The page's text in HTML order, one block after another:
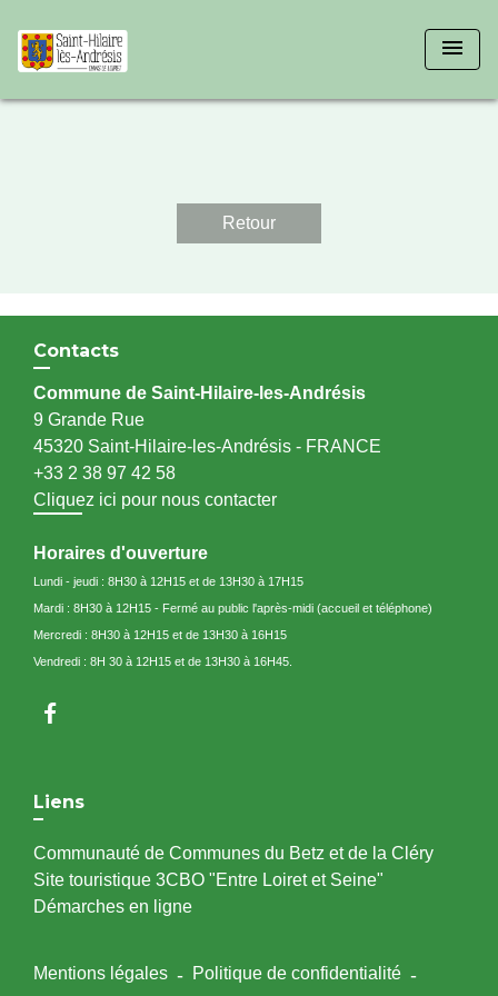
menu
Retour
Contacts
Commune de Saint-Hilaire-les-Andrésis
9 Grande Rue
45320 Saint-Hilaire-les-Andrésis - FRANCE
+33 2 38 97 42 58
Cliquez ici pour nous contacter
Horaires d'ouverture
Lundi - jeudi : 8H30 à 12H15 et de 13H30 à 17H15
Mardi : 8H30 à 12H15 - Fermé au public l'après-midi (accueil et téléphone)
Mercredi : 8H30 à 12H15 et de 13H30 à 16H15
Vendredi : 8H 30 à 12H15 et de 13H30 à 16H45.
Liens
Communauté de Communes du Betz et de la Cléry
Site touristique 3CBO "Entre Loiret et Seine"
Démarches en ligne
Mentions légales - Politique de confidentialité -